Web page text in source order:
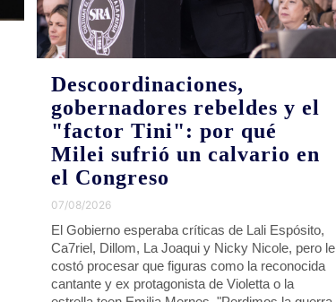
Descoordinaciones,
gobernadores rebeldes y el
"factor Tini": por qué
Milei sufrió un calvario en
el Congreso
07/08/2026
El Gobierno esperaba críticas de Lali Espósito,
Ca7riel, Dillom, La Joaqui y Nicky Nicole, pero le
costó procesar que figuras como la reconocida
cantante y ex protagonista de Violetta o la